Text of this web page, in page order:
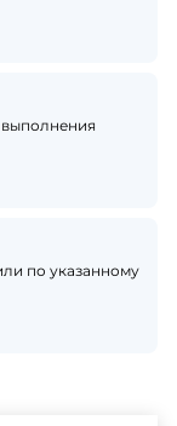
выполнения
по указанному